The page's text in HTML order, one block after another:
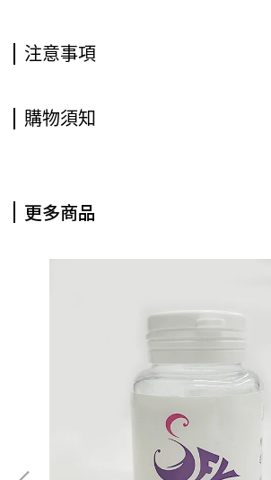
注意事項
購物須知
更多商品